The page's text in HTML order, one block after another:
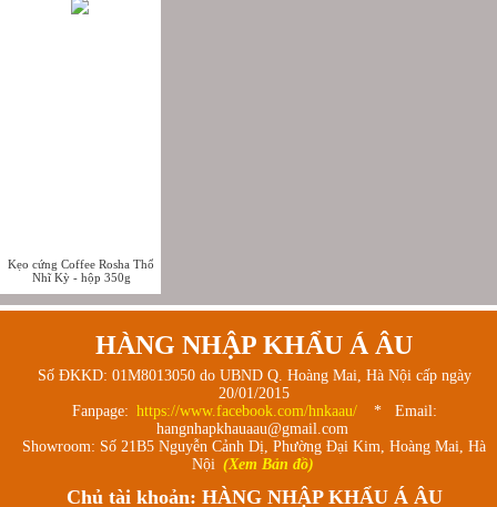
Kẹo cứng Coffee Rosha Thổ
Nhĩ Kỳ - hộp 350g
HÀNG NHẬP KHẨU Á ÂU
Số ĐKKD: 01M8013050 do UBND Q. Hoàng Mai, Hà Nội cấp ngày
20/01/2015
Fanpage: https://www.facebook.com/hnkaau/
* Email:
hangnhapkhauaau@gmail.com
Showroom: Số 21B5 Nguyễn Cảnh Dị, Phường Đại Kim, Hoàng Mai, Hà
Nội (Xem Bản đồ)
Chủ tài khoản: HÀNG NHẬP KHẨU Á ÂU